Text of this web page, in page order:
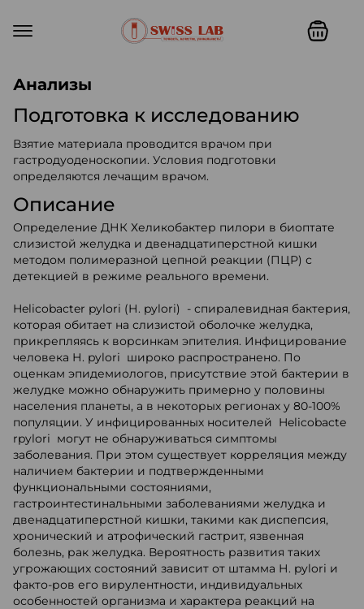
Анализы
Подготовка к исследованию
Взятие материала проводится врачом при
гастродуоденоскопии. Условия подготовки
определяются лечащим врачом.
Описание
Определение ДНК Хеликобактер пилори в биоптате
слизистой желудка и двенадцатиперстной кишки
методом полимеразной цепной реакции (ПЦР) с
детекцией в режиме реального времени.
Helicobacter pylori (Н. pylori) - спиралевидная бактерия,
которая обитает на слизистой оболочке желудка,
прикрепляясь к ворсинкам эпителия. Инфицирование
человека Н. pylori широко распространено. По
оценкам эпидемиологов, присутствие этой бактерии в
желудке можно обнаружить примерно у половины
населения планеты, а в некоторых регионах у 80-100%
популяции. У инфицированных носителей Helicobacte
rpylori могут не обнаруживаться симптомы
заболевания. При этом существует корреляция между
наличием бактерии и подтвержденными
функциональными состояниями,
гастроинтестинальными заболеваниями желудка и
двенадцатиперстной кишки, такими как диспепсия,
хронический и атрофический гастрит, язвенная
болезнь, рак желудка. Вероятность развития таких
угрожающих состояний зависит от штамма Н. pylori и
факто-ров его вирулентности, индивидуальных
особенностей организма и характера реакций на